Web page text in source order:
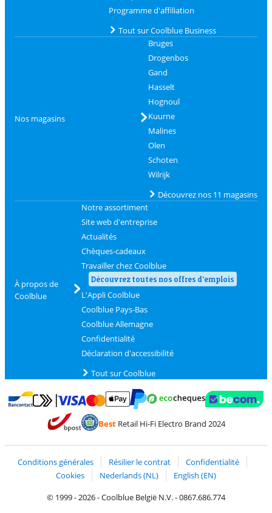
Programme d'affiliation
Tout sur Coolblue Business
Nos magasins
Bruges
Drogenbos
Gand
Hasselt
Hognoul
Kuurne
Malines
Olen
Schoten
Wilrijk
Découvrez nos 11 magasins
À propos de
Coolblue
Notre assortiment
Site web d'entreprise
Actualités
Chèques-cadeaux
Travailler chez Coolblue
Découvrez toutes nos offres d'emplois
L'Appli Coolblue
Coolblue Pays-Bas
Coolblue Allemagne
Confidentialité
Déclaration d'accessibilité
Tout sur Coolblue
Payer avec Bancontact
Payer avec MasterCard et Visa via ClickToPay
BestRetail Hi-Fi Electro Brand 2024
Conditions générales Résilier le contrat
Confidentialité
Cookies
Nederlands (NL)
English (EN)
© 1999 - 2026 - Coolblue België N.V. - 0867.686.774